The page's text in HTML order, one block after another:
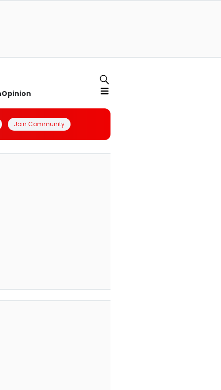
Opinion
Join Community